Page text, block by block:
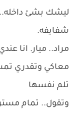
ليشك بشئ
شفايفه.
مراد.. ميار. انا
معاكي وتقدري
تلم نفسها
وتقول.. تمام